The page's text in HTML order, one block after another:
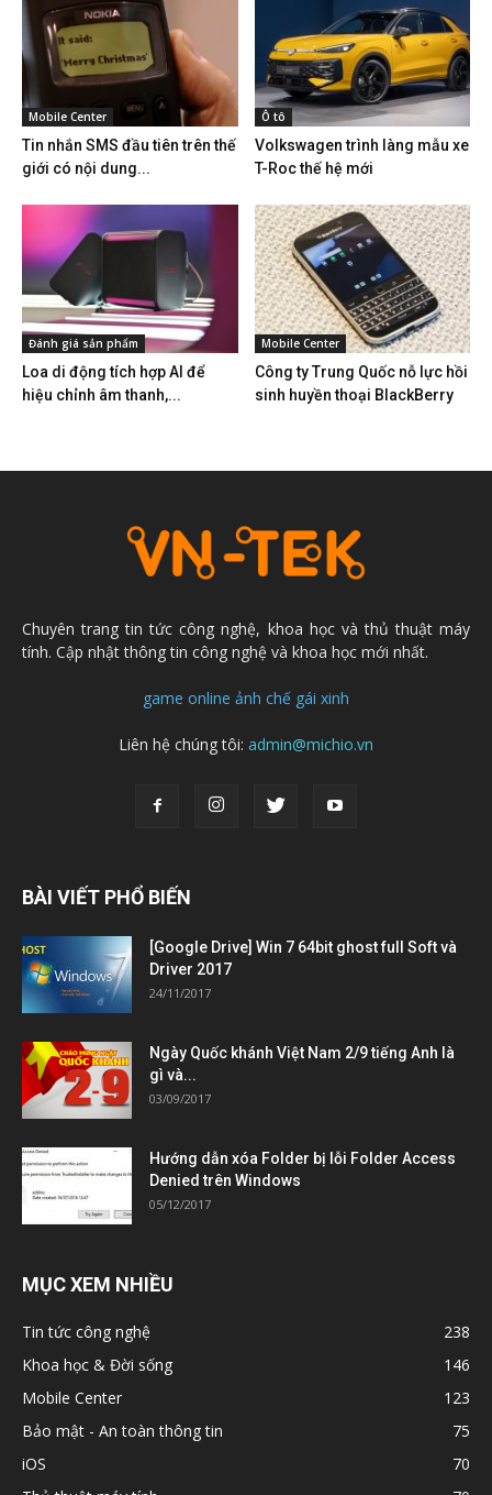
Mobile Center
Tin nhắn SMS đầu tiên trên thế
giới có nội dung...
Ô tô
Volkswagen trình làng mẫu xe
T-Roc thế hệ mới
Đánh giá sản phẩm
Loa di động tích hợp AI để
hiệu chỉnh âm thanh,...
Mobile Center
Công ty Trung Quốc nỗ lực hồi
sinh huyền thoại BlackBerry
Chuyên trang tin tức công nghệ, khoa học và thủ thuật máy
tính. Cập nhật thông tin công nghệ và khoa học mới nhất.
game online ảnh chế gái xinh
Liên hệ chúng tôi: admin@michio.vn
BÀI VIẾT PHỔ BIẾN
[Google Drive] Win 7 64bit ghost full Soft và
Driver 2017
24/11/2017
Ngày Quốc khánh Việt Nam 2/9 tiếng Anh là
gì và...
03/09/2017
Hướng dẫn xóa Folder bị lỗi Folder Access
Denied trên Windows
05/12/2017
MỤC XEM NHIỀU
Tin tức công nghệ
238
Khoa học & Đời sống
146
Mobile Center
123
Bảo mật - An toàn thông tin
75
iOS
70